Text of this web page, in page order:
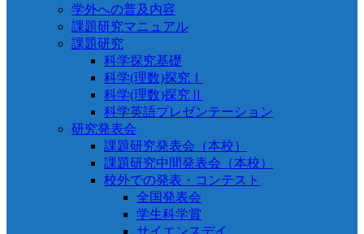
学外への普及内容
課題研究マニュアル
課題研究
科学探究基礎
科学(理数)探究Ⅰ
科学(理数)探究Ⅱ
科学英語プレゼンテーション
研究発表会
課題研究発表会（本校）
課題研究中間発表会（本校）
校外での発表・コンテスト
全国発表会
学生科学賞
サイエンスデイ